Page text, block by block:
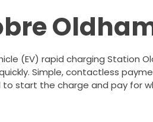
(EV) rapid charging Station
Simple, contactless
start the charge and pay for